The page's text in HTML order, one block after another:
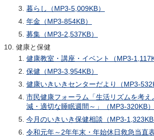
暮らし（MP3-5,009KB）
年金（MP3-854KB）
募集（MP3-2,537KB）
健康と保健
健康教室・講座・イベント（MP3-
保健（MP3-3,954KB）
健康いきいきセンターだより（MP3-
市民健康フォーラム「生活リズムを考
減・適切な睡眠週間～」（MP3-320KB）
今月のいきいき保健相談（MP3-1,323KB
令和元年～2年年末・年始休日救急当直